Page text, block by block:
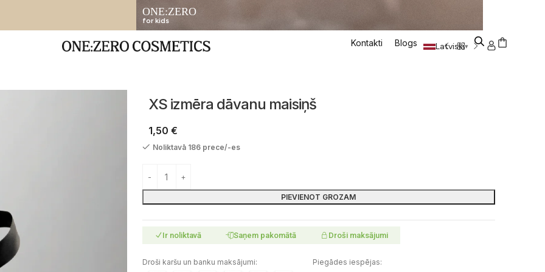
ONE:ZERO
for kids
Kontakti Blogs Latviski▾
XS izmēra dāvanu maisiņš
1,50 €
Noliktavā 186 prece/-es
PIEVIENOT GROZAM
Ir noliktavā Saņem pakomātā Droši maksājumi
Droši karšu un banku maksājumi: Piegādes iespējas: